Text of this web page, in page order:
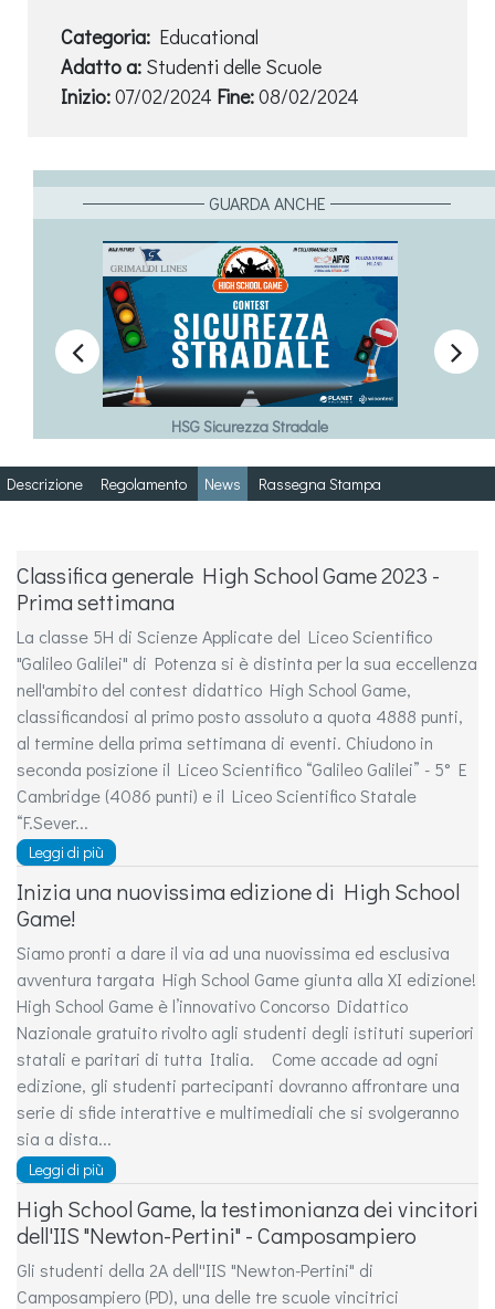
Categoria: Educational
Adatto a: Studenti delle Scuole
Inizio:07/02/2024 Fine:08/02/2024
GUARDA ANCHE
HSG Sicurezza Stradale
 
Descrizione Regolamento News Rassegna Stampa
Classifica generale High School Game 2023 -
Prima settimana
La classe 5H di Scienze Applicate del Liceo Scientifico
"Galileo Galilei" di Potenza si è distinta per la sua eccellenza
nell'ambito del contest didattico High School Game,
classificandosi al primo posto assoluto a quota 4888 punti,
al termine della prima settimana di eventi. Chiudono in
seconda posizione il Liceo Scientifico “Galileo Galilei” - 5° E
Cambridge (4086 punti) e il Liceo Scientifico Statale
“F.Sever...
Leggi di più
Inizia una nuovissima edizione di High School
Game!
Siamo pronti a dare il via ad una nuovissima ed esclusiva
avventura targata High School Game giunta alla XI edizione!
High School Game è l’innovativo Concorso Didattico
Nazionale gratuito rivolto agli studenti degli istituti superiori
statali e paritari di tutta Italia. Come accade ad ogni
edizione, gli studenti partecipanti dovranno affrontare una
serie di sfide interattive e multimediali che si svolgeranno
sia a dista...
Leggi di più
High School Game, la testimonianza dei vincitori
dell'IIS "Newton-Pertini" - Camposampiero
Gli studenti della 2A dell''IIS "Newton-Pertini" di
Camposampiero (PD), una delle tre scuole vincitrici